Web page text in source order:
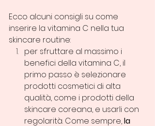
Ecco alcuni consigli su come
inserire la vitamina C nella tua
skincare routine:
per sfruttare al massimo i
benefici della vitamina C, il
primo passo è selezionare
prodotti cosmetici di alta
qualità, come i prodotti della
skincare coreana, e usarli con
regolarità. Come sempre, la